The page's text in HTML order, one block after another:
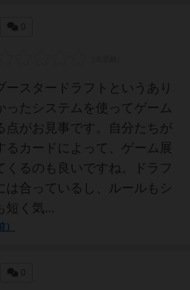
ースタードラフトというあり
ったシステムを使ってゲーム
点がお見事です。自分たちが
るカードによって、ゲーム展
くるのも良いですね。ドラフ
は合っているし、ルールもシ
短く気...